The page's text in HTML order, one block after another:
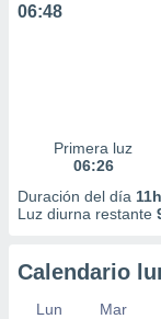
06:48
Primera luz
06:26
Duración del día
Luz diurna restante
Calendario
Lun Mar